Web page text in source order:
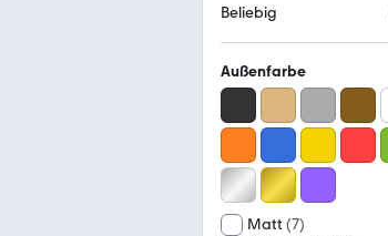
Beliebig
Außenfarbe
Matt (7)